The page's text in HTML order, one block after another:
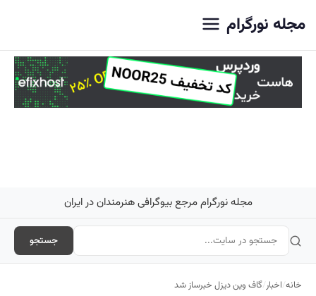
مجله نورگرام
مجله نورگرام مرجع بیوگرافی هنرمندان در ایران
جستجو
خانه/اخبار/گاف وین دیزل خبرساز شد